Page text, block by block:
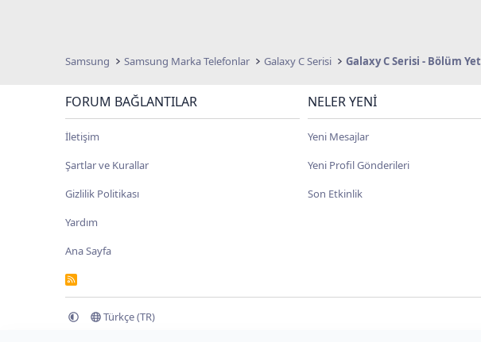
Samsung Samsung Marka Telefonlar Galaxy C Serisi Galaxy C Serisi - Bölüm
FORUM BAĞLANTILAR
İletişim
Şartlar ve Kurallar
Gizlilik Politikası
Yardım
Ana Sayfa
R
S
NELER YENI
Yeni Mesajlar
Yeni Profil Gönderileri
Son Etkinlik
Türkçe (TR)